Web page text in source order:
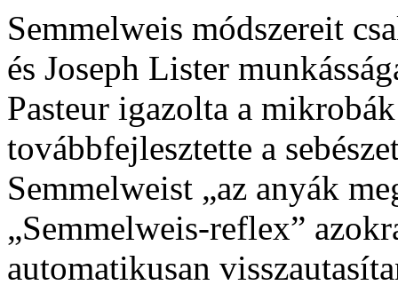
Semmelweis módszereit
és Joseph Lister
Pasteur igazolta a
továbbfejlesztette a
Semmelweist „az anyák
„Semmelweis-reflex”
automatikusan